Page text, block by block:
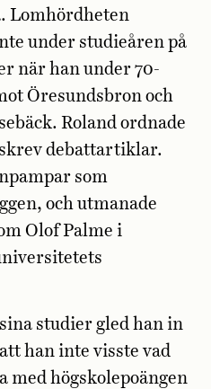
Lomhördheten
under studieåren på
när han under 70-
Öresundsbron och
Roland ordnade
debattartiklar.
som
och utmanade
Olof Palme i
studier gled han in
han inte visste vad
med högskolepoängen